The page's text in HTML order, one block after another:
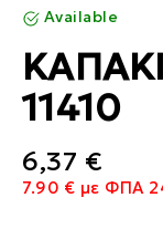
Available
11410
6,37 €
7.90 € με ΦΠΑ